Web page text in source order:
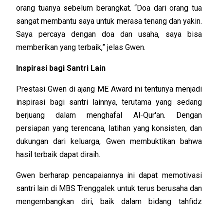
orang tuanya sebelum berangkat. “Doa dari orang tua
sangat membantu saya untuk merasa tenang dan yakin.
Saya percaya dengan doa dan usaha, saya bisa
memberikan yang terbaik,” jelas Gwen.
Inspirasi bagi Santri Lain
Prestasi Gwen di ajang ME Award ini tentunya menjadi
inspirasi bagi santri lainnya, terutama yang sedang
berjuang dalam menghafal Al-Qur'an. Dengan
persiapan yang terencana, latihan yang konsisten, dan
dukungan dari keluarga, Gwen membuktikan bahwa
hasil terbaik dapat diraih.
Gwen berharap pencapaiannya ini dapat memotivasi
santri lain di MBS Trenggalek untuk terus berusaha dan
mengembangkan diri, baik dalam bidang tahfidz